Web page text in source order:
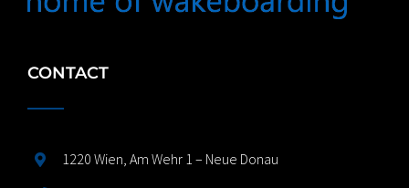
CONTACT
1220 Wien, Am Wehr 1 – Neue Donau